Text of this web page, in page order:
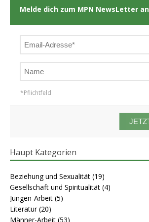
Melde dich zum MPN NewsLetter an
*Pflichtfeld
Haupt Kategorien
Beziehung und Sexualität (19)
Gesellschaft und Spiritualität (4)
Jungen-Arbeit (5)
Literatur(20)
Männer-Arbeit (53)